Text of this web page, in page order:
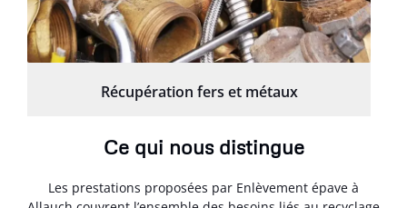
Récupération fers et métaux
Ce qui nous distingue
Les prestations proposées par Enlèvement épave à